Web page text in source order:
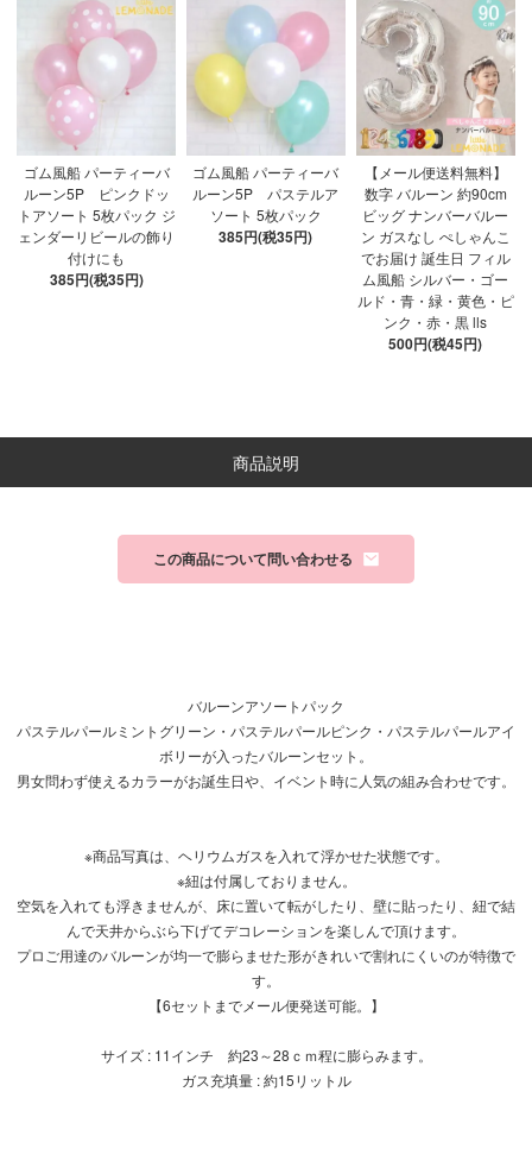
ゴム風船 パーティーバ
ルーン5P ピンクドッ
トアソート 5枚パック ジ
ェンダーリビールの飾り
付けにも
385円(税35円)
ゴム風船 パーティーバ
ルーン5P パステルア
ソート 5枚パック
385円(税35円)
【メール便送料無料】
数字 バルーン 約90cm
ビッグ ナンバーバルー
ン ガスなし ぺしゃんこ
でお届け 誕生日 フィル
ム風船 シルバー・ゴー
ルド・青・緑・黄色・ピ
ンク・赤・黒 lls
500円(税45円)
商品説明
この商品について問い合わせる
バルーンアソートパック
パステルパールミントグリーン・パステルパールピンク・パステルパールアイ
ボリーが入ったバルーンセット。
男女問わず使えるカラーがお誕生日や、イベント時に人気の組み合わせです。
※商品写真は、ヘリウムガスを入れて浮かせた状態です。
※紐は付属しておりません。
空気を入れても浮きませんが、床に置いて転がしたり、壁に貼ったり、紐で結
んで天井からぶら下げてデコレーションを楽しんで頂けます。
プロご用達のバルーンが均一で膨らませた形がきれいで割れにくいのが特徴で
す。
【6セットまでメール便発送可能。】
サイズ : 11インチ 約23～28ｃｍ程に膨らみます。
ガス充填量 : 約15リットル